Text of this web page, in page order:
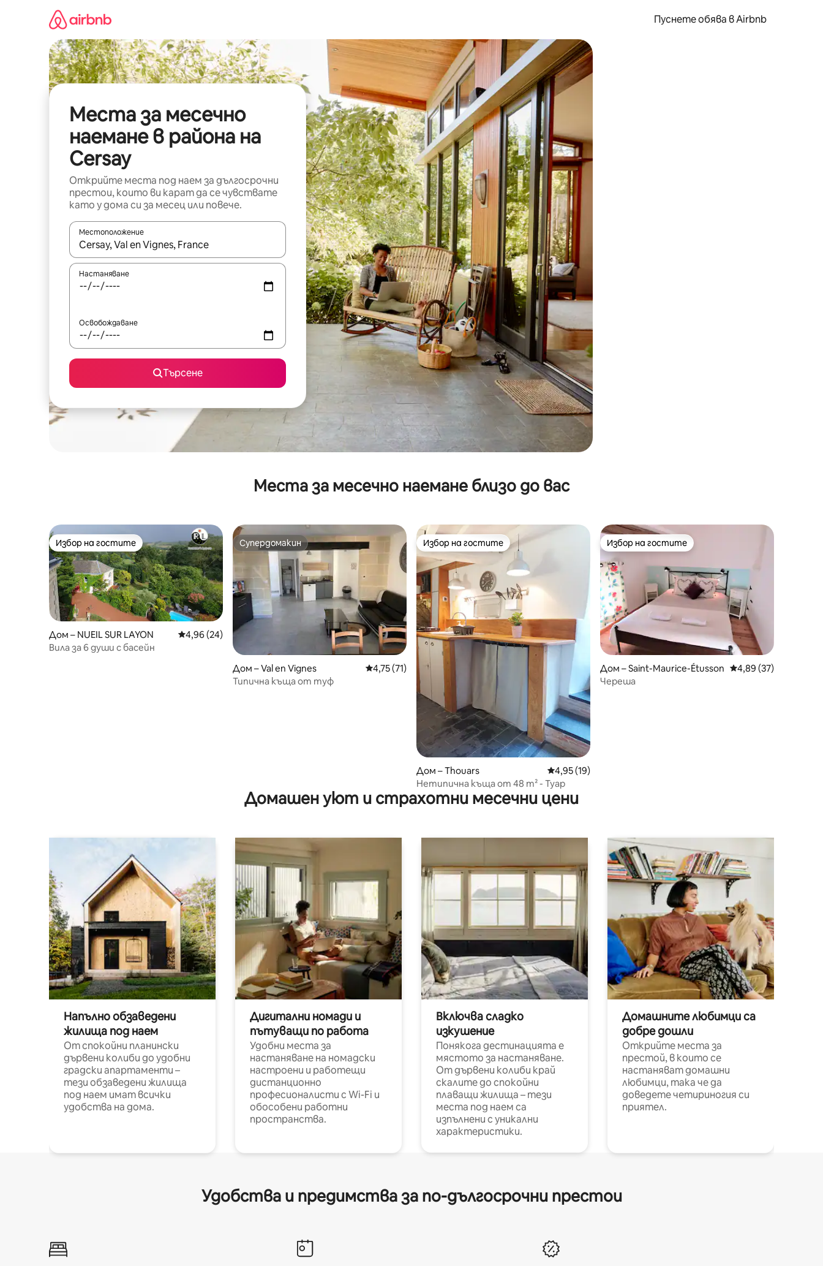
съдържанието
Пуснете обява в Airbnb
Места за месечно
наемане в района на
Cersay
Открийте места под наем за дългосрочни
престои, които ви карат да се чувствате
като у дома си за месец или повече.
Местоположение
Когато резултатите се покажат, използвайте клавишите със стрелки нагоре и надолу или навигирайте с докосване или плъзгане.
Настаняване
Освобождаване
Търсене
Места за месечно наемане близо до вас
Избор на гостите
Избор на гостите
Дом – NUEIL SUR LAYON Средна оценка: 4,96 от 5, 24 отзива
4,96 (24)
Вила за 6 души с басейн
Супердомакин
Супердомакин
Дом – Val en Vignes Средна оценка: 4,75 от 5, 71 отзива
4,75 (71)
Типична къща от туф
Избор на гостите
Избор на гостите
Дом – Thouars Средна оценка: 4,95 от 5, 19 отзива
4,95 (19)
Нетипична къща от 48 m² - Туар
Избор на гостите
Избор на гостите
Дом – Saint-Maurice-Étusson Средна оценка:
4,89 (37)
Череша
Домашен уют и страхотни месечни цени
Напълно обзаведени
жилища под наем
От спокойни планински
дървени колиби до удобни
градски апартаменти –
тези обзаведени жилища
под наем имат всички
удобства на дома.
Дигитални номади и
пътуващи по работа
Удобни места за
настаняване на номадски
настроени и работещи
дистанционно
професионалисти с Wi-Fi и
обособени работни
пространства.
Включва сладко
изкушение
Понякога дестинацията е
мястото за настаняване.
От дървени колиби край
скалите до спокойни
плаващи жилища – тези
места под наем са
изпълнени с уникални
характеристики.
Домашните любимци са
добре дошли
Открийте места за
престой, в които се
настаняват домашни
любимци, така че да
доведете четириногия си
приятел.
Удобства и предимства за по-дългосрочни престои